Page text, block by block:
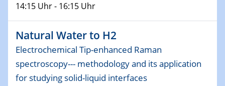
30.11.-0001 - 06.02.2025
SFB/TRR 247 Seminar
08.01.2025
Physikalisches Kolloquium
Shaping the future: The role of metrology in a changing
world
14:15 Uhr - 16:15 Uhr
Natural Water to H2
Electrochemical Tip-enhanced Raman
spectroscopy--- methodology and its application
for studying solid-liquid interfaces